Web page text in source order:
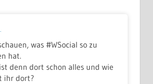
was #WSocial so zu
hat.
denn dort schon alles und wie
ihr dort?